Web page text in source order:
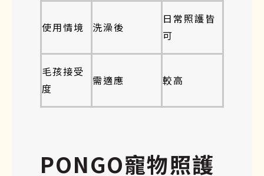
使用情境 洗澡後
日常照護皆
可
毛孩接受
度
需適應 較高
PONGO寵物照護